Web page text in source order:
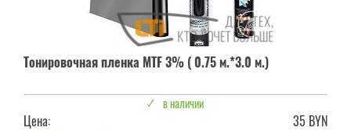
Тонировочная пленка MTF 3% ( 0.75 м.*3.0 м.)
в наличии
Цена:
35 BYN